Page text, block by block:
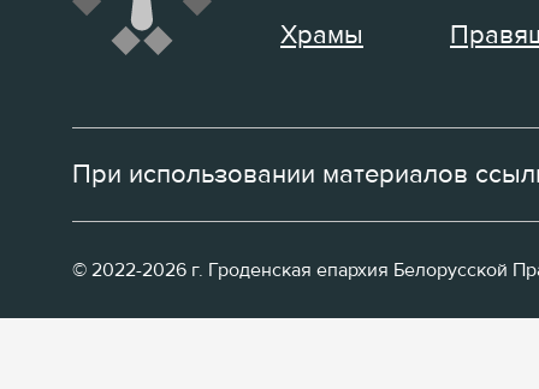
Храмы
При использовании материалов
© 2022-2026 г. Гроденская епархия Белорусской